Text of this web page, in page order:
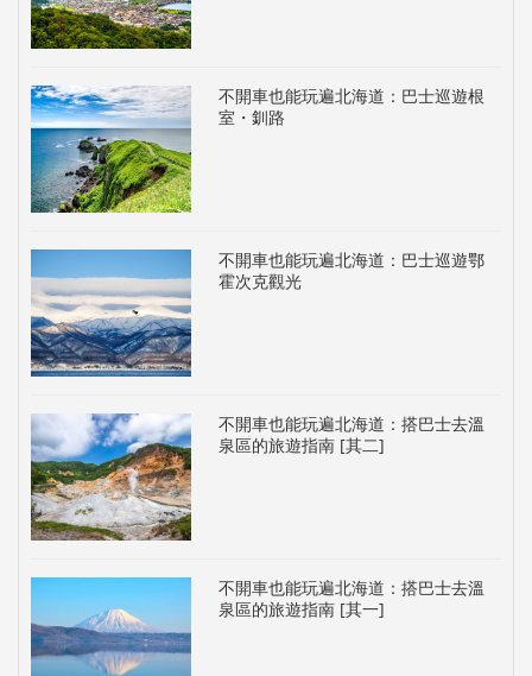
不開車也能玩遍北海道：巴士巡遊根
室・釧路
不開車也能玩遍北海道：巴士巡遊鄂
霍次克觀光
不開車也能玩遍北海道：搭巴士去溫
泉區的旅遊指南 [其二]
不開車也能玩遍北海道：搭巴士去溫
泉區的旅遊指南 [其一]